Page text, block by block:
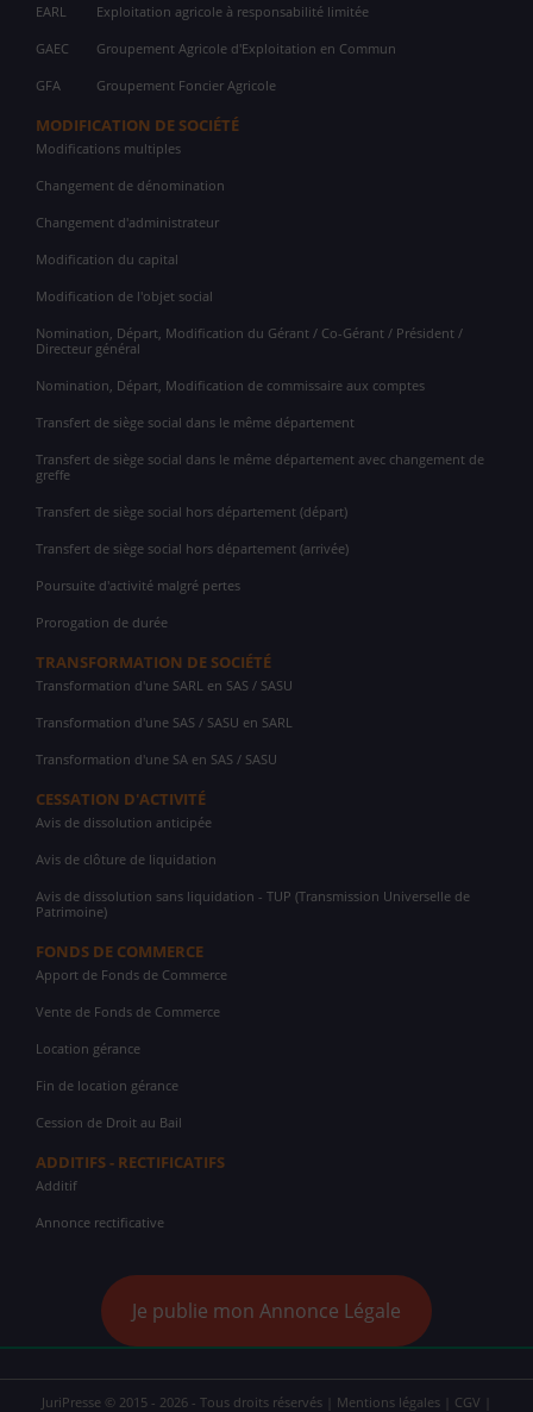
EARL Exploitation agricole à responsabilité limitée
GAEC Groupement Agricole d'Exploitation en Commun
GFA Groupement Foncier Agricole
MODIFICATION DE SOCIÉTÉ
Modifications multiples
Changement de dénomination
Changement d'administrateur
Modification du capital
Modification de l'objet social
Nomination, Départ, Modification du Gérant / Co-Gérant / Président /
Directeur général
Nomination, Départ, Modification de commissaire aux comptes
Transfert de siège social dans le même département
Transfert de siège social dans le même département avec changement de
greffe
Transfert de siège social hors département (départ)
Transfert de siège social hors département (arrivée)
Poursuite d'activité malgré pertes
Prorogation de durée
TRANSFORMATION DE SOCIÉTÉ
Transformation d'une SARL en SAS / SASU
Transformation d'une SAS / SASU en SARL
Transformation d'une SA en SAS / SASU
CESSATION D'ACTIVITÉ
Avis de dissolution anticipée
Avis de clôture de liquidation
Avis de dissolution sans liquidation - TUP (Transmission Universelle de
Patrimoine)
FONDS DE COMMERCE
Apport de Fonds de Commerce
Vente de Fonds de Commerce
Location gérance
Fin de location gérance
Cession de Droit au Bail
ADDITIFS - RECTIFICATIFS
Additif
Annonce rectificative
Je publie mon Annonce Légale
JuriPresse © 2015 - 2026 - Tous droits réservés | Mentions légales CGV